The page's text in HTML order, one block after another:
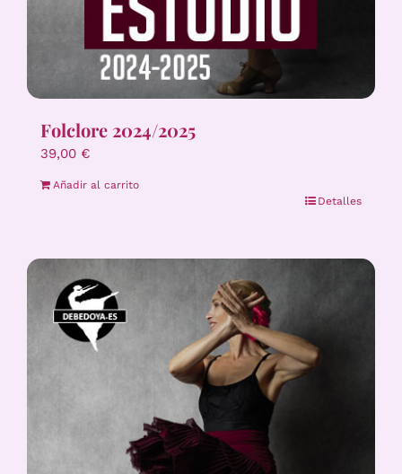
Folclore 2024/2025
39,00 €
Añadir al carrito
Detalles